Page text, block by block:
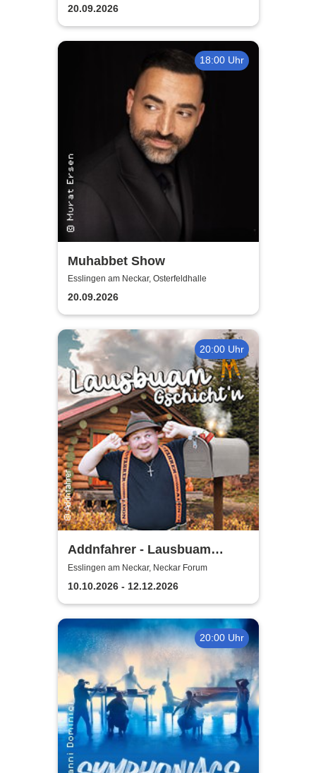
20.09.2026
18:00 Uhr
Muhabbet Show
Esslingen am Neckar, Osterfeldhalle
20.09.2026
20:00 Uhr
Addnfahrer - Lausbuam
Gschicht'n
Esslingen am Neckar, Neckar Forum
10.10.2026 - 12.12.2026
20:00 Uhr